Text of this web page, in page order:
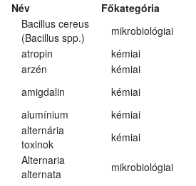
Név Főkategória
Bacillus cereus
(Bacillus spp.)
mikrobiológiai
atropin
kémiai
arzén
kémiai
amigdalin
kémiai
alumínium
kémiai
alternária
toxinok
kémiai
Alternaria
alternata
mikrobiológiai